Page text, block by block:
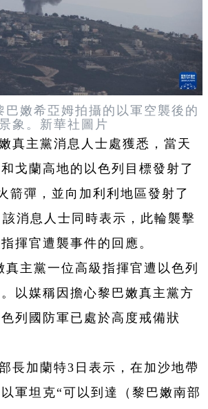
巴嫩希亞姆拍攝的以軍空襲後的
象。新華社圖片
真主黨消息人士處獲悉，當天
戈蘭高地的以色列目標發射了
箭彈，並向加利利地區發射了
消息人士同時表示，此輪襲擊
揮官遭襲事件的回應。
真主黨一位高級指揮官遭以色列
以媒稱因擔心黎巴嫩真主黨方
列國防軍已處於高度戒備狀
長加蘭特3日表示，在加沙地帶
軍坦克“可以到達（黎巴嫩南部